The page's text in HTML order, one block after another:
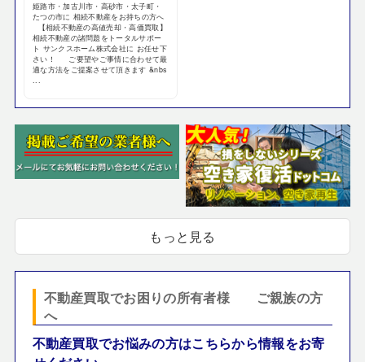
姫路市・加古川市・高砂市・太子町・
たつの市に 相続不動産をお持ちの方へ
【相続不動産の高値売却・高価買取】
相続不動産の諸問題をトータルサポー
ト サンクスホーム株式会社に お任せ下
さい！ ご要望やご事情に合わせて最
適な方法をご提案させて頂きます &nbs
...
もっと見る
不動産買取でお困りの所有者様 ご親族の方
へ
不動産買取でお悩みの方はこちらから情報をお寄